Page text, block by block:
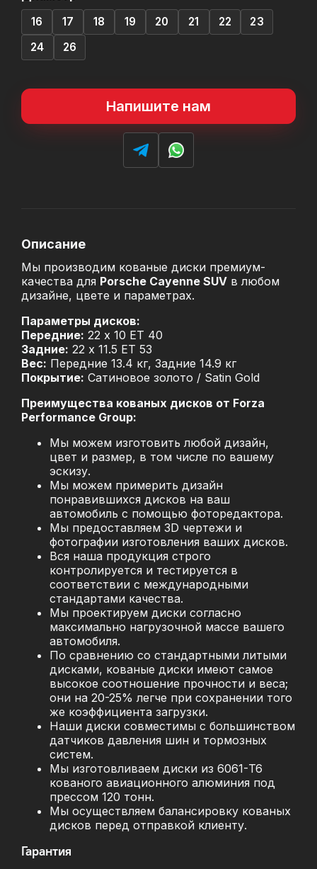
16 17 18 19 20 21 22
23
24
26
Напишите нам
Описание
Мы производим кованые диски премиум-
качества для Porsche Cayenne SUV в любом
дизайне, цвете и параметрах.
Параметры дисков:
Передние: 22 x 10 ET 40
Задние: 22 x 11.5 ET 53
Вес: Передние 13.4 кг, Задние 14.9 кг
Покрытие: Сатиновое золото / Satin Gold
Преимущества кованых дисков от Forza
Performance Group:
Мы можем изготовить любой дизайн,
цвет и размер, в том числе по вашему
эскизу.
Мы можем примерить дизайн
понравившихся дисков на ваш
автомобиль с помощью фоторедактора.
Мы предоставляем 3D чертежи и
фотографии изготовления ваших дисков.
Вся наша продукция строго
контролируется и тестируется в
соответствии с международными
стандартами качества.
Мы проектируем диски согласно
максимально нагрузочной массе вашего
автомобиля.
По сравнению со стандартными литыми
дисками, кованые диски имеют самое
высокое соотношение прочности и веса;
они на 20-25% легче при сохранении того
же коэффициента загрузки.
Наши диски совместимы с большинством
датчиков давления шин и тормозных
систем.
Мы изготовливаем диски из 6061-T6
кованого авиационного алюминия под
прессом 120 тонн.
Мы осуществляем балансировку кованых
дисков перед отправкой клиенту.
Гарантия